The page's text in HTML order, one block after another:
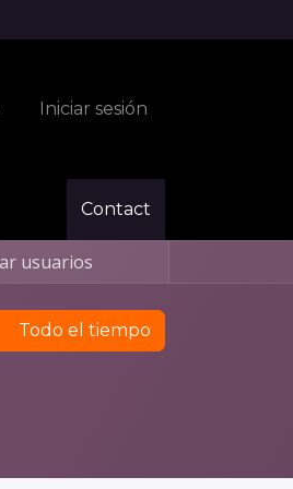
Iniciar sesión
Contact
Todo el tiempo